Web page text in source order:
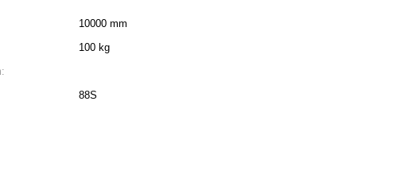
10000 mm
100 kg
88S